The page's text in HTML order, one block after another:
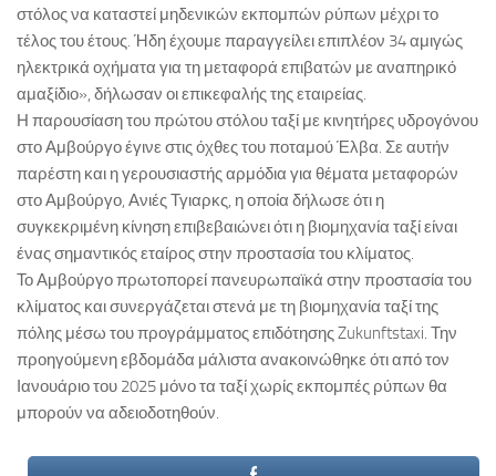
στόλος να καταστεί μηδενικών εκπομπών ρύπων μέχρι το
τέλος του έτους. Ήδη έχουμε παραγγείλει επιπλέον 34 αμιγώς
ηλεκτρικά οχήματα για τη μεταφορά επιβατών με αναπηρικό
αμαξίδιο», δήλωσαν οι επικεφαλής της εταιρείας.
Η παρουσίαση του πρώτου στόλου ταξί με κινητήρες υδρογόνου
στο Αμβούργο έγινε στις όχθες του ποταμού Έλβα. Σε αυτήν
παρέστη και η γερουσιαστής αρμόδια για θέματα μεταφορών
στο Αμβούργο, Ανιές Τγιαρκς, η οποία δήλωσε ότι η
συγκεκριμένη κίνηση επιβεβαιώνει ότι η βιομηχανία ταξί είναι
ένας σημαντικός εταίρος στην προστασία του κλίματος.
Το Αμβούργο πρωτοπορεί πανευρωπαϊκά στην προστασία του
κλίματος και συνεργάζεται στενά με τη βιομηχανία ταξί της
πόλης μέσω του προγράμματος επιδότησης Zukunftstaxi. Την
προηγούμενη εβδομάδα μάλιστα ανακοινώθηκε ότι από τον
Ιανουάριο του 2025 μόνο τα ταξί χωρίς εκπομπές ρύπων θα
μπορούν να αδειοδοτηθούν.